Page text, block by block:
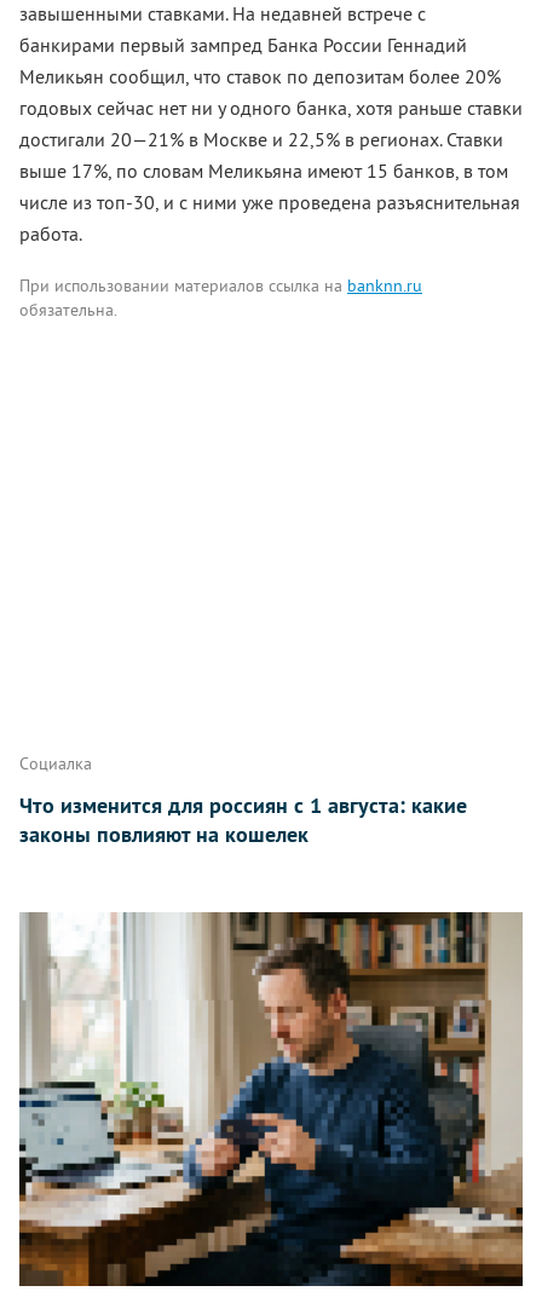
завышенными ставками. На недавней встрече с
банкирами первый зампред Банка России Геннадий
Меликьян сообщил, что ставок по депозитам более 20%
годовых сейчас нет ни у одного банка, хотя раньше ставки
достигали 20—21% в Москве и 22,5% в регионах. Ставки
выше 17%, по словам Меликьяна имеют 15 банков, в том
числе из топ-30, и с ними уже проведена разъяснительная
работа.
При использовании материалов ссылка на banknn.ru
обязательна.
Социалка
Что изменится для россиян с 1 августа: какие
законы повлияют на кошелек